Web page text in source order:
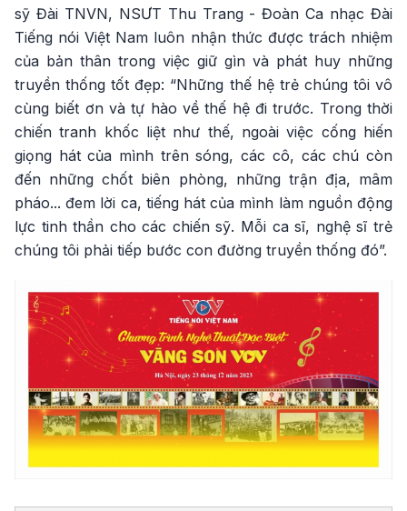
sỹ Đài TNVN, NSƯT Thu Trang - Đoàn Ca nhạc Đài
Tiếng nói Việt Nam luôn nhận thức được trách nhiệm
của bản thân trong việc giữ gìn và phát huy những
truyền thống tốt đẹp: “Những thế hệ trẻ chúng tôi vô
cùng biết ơn và tự hào về thế hệ đi trước. Trong thời
chiến tranh khốc liệt như thế, ngoài việc cống hiến
giọng hát của mình trên sóng, các cô, các chú còn
đến những chốt biên phòng, những trận địa, mâm
pháo... đem lời ca, tiếng hát của mình làm nguồn động
lực tinh thần cho các chiến sỹ. Mỗi ca sĩ, nghệ sĩ trẻ
chúng tôi phải tiếp bước con đường truyền thống đó”.